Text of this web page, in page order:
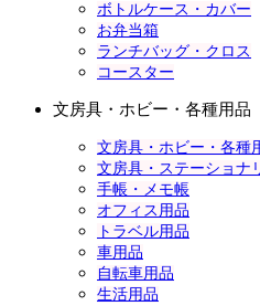
ボトルケース・カバー
お弁当箱
ランチバッグ・クロス
コースター
文房具・ホビー・各種用品
文房具・ホビー・各種
文房具・ステーショナ
手帳・メモ帳
オフィス用品
トラベル用品
車用品
自転車用品
生活用品